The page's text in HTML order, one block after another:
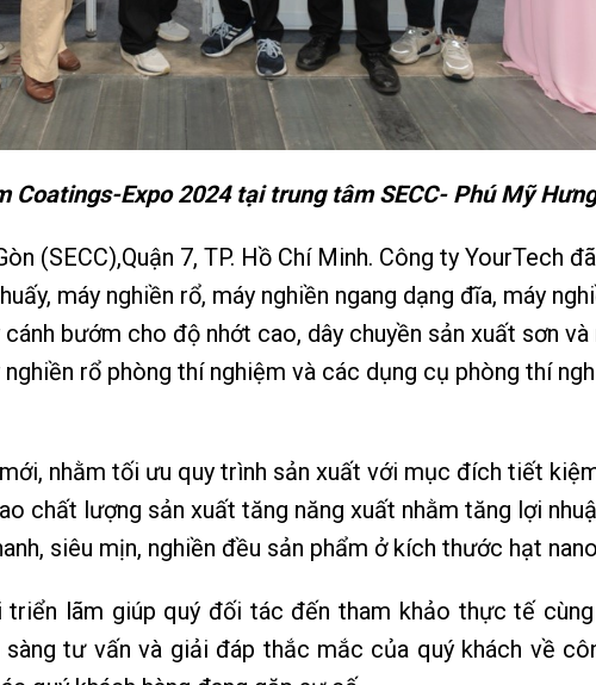
Expo 2024 tại trung tâm SECC- Phú Mỹ
(SECC),Quận 7, TP. Hồ Chí Minh. Công ty YourTech
máy nghiền rổ, máy nghiền ngang dạng đĩa, máy
bướm cho độ nhớt cao, dây chuyền sản xuất sơn
rổ phòng thí nghiệm và các dụng cụ phòng thí
nhằm tối ưu quy trình sản xuất với mục đích tiết
chất lượng sản xuất tăng năng xuất nhằm tăng lợi
siêu mịn, nghiền đều sản phẩm ở kích thước hạt
lãm giúp quý đối tác đến tham khảo thực tế
sàng tư vấn và giải đáp thắc mắc của quý khách về